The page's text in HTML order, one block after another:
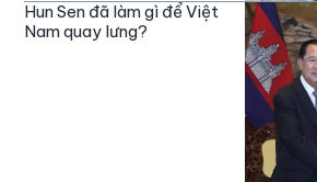
Hun Sen đã làm gì để Việt
Nam quay lưng?